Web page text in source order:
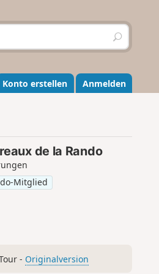
S
u
h
e
n
Konto erstellen Anmelden
de la Rando
Mitglied
- Originalversion